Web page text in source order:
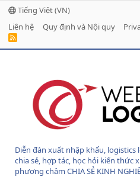
Tiếng Việt (VN)
Liên hệ
Quy định và Nội quy
R
Diễn đàn xuất nhập khẩu,
chia sẻ, hợp tác, học hỏi kiến thức
phương châm CHIA SẺ KINH